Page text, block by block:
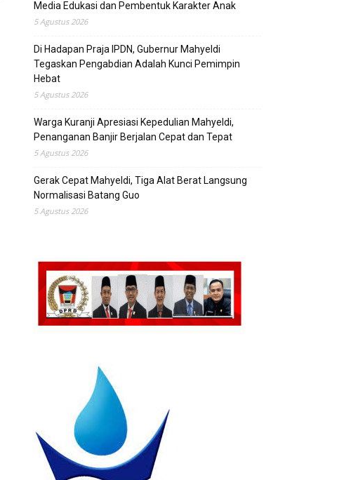
Media Edukasi dan Pembentuk Karakter Anak
5 Agustus 2026
Di Hadapan Praja IPDN, Gubernur Mahyeldi
Tegaskan Pengabdian Adalah Kunci Pemimpin
Hebat
5 Agustus 2026
Warga Kuranji Apresiasi Kepedulian Mahyeldi,
Penanganan Banjir Berjalan Cepat dan Tepat
5 Agustus 2026
Gerak Cepat Mahyeldi, Tiga Alat Berat Langsung
Normalisasi Batang Guo
5 Agustus 2026